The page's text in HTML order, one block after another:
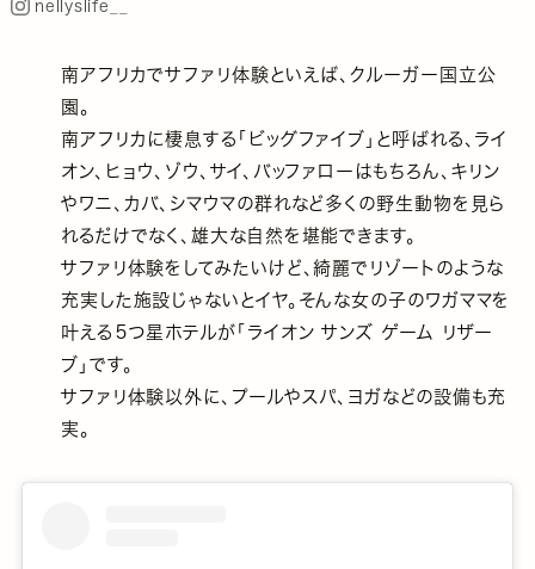
nellyslife__
南アフリカでサファリ体験といえば、クルーガー国立公
園。
南アフリカに棲息する「ビッグファイブ」と呼ばれる、ライ
オン、ヒョウ、ゾウ、サイ、バッファローはもちろん、キリン
やワニ、カバ、シマウマの群れなど多くの野生動物を見ら
れるだけでなく、雄大な自然を堪能できます。
サファリ体験をしてみたいけど、綺麗でリゾートのような
充実した施設じゃないとイヤ。そんな女の子のワガママを
叶える５つ星ホテルが「ライオン サンズ ゲーム リザー
ブ」です。
サファリ体験以外に、プールやスパ、ヨガなどの設備も充
実。